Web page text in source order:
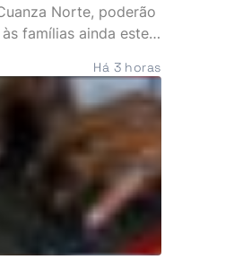
Norte, poderão
famílias ainda este
João Diogo
entanto, condicionou
das infra-
recusando a
sem
de habitabilidade.
Há 3 horas